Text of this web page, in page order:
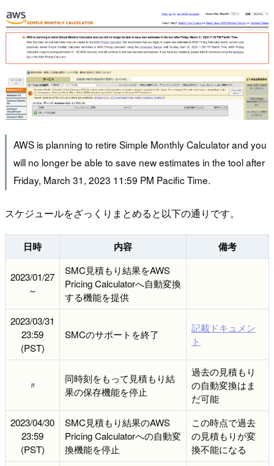
AWS is planning to retire Simple Monthly Calculator and you
will no longer be able to save new estimates in the tool after
Friday, March 31, 2023 11:59 PM Pacific Time.
スケジュールをざっくりまとめると以下の通りです。
日時 内容 備考
2023/01/27
～
SMC見積もり結果をAWS
Pricing Calculatorへ自動変換
する機能を提供
2023/03/31
23:59
(PST)
SMCのサポートを終了
記載ドキュメン
ト
〃
同時刻をもって見積もり結
果の保存機能を停止
過去の見積もり
の自動変換はま
だ可能
2023/04/30
23:59
(PST)
SMC見積もり結果のAWS
Pricing Calculatorへの自動変
換機能を停止
この時点で過去
の見積もりが変
換不能になる